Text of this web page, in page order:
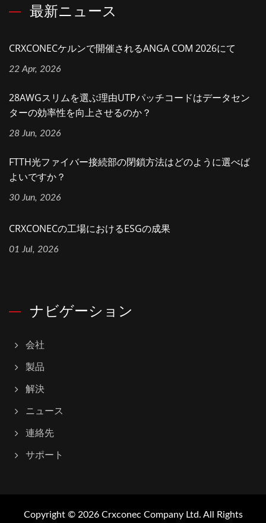
最新ニュース
CRXCONECケルンで開催されるANGA COM 2026にて
22 Apr, 2026
28AWGスリムを選ぶ理由UTPパッチコードはデータセン
ターの効率性を向上させるのか？
28 Jun, 2026
FTTH光ファイバー接続部の閉鎖方法はどのように選べば
よいですか？
30 Jun, 2026
CRXCONECの工場におけるESGの成果
01 Jul, 2026
ナビゲーション
会社
製品
解決
ニュース
連絡先
サポート
Copyright © 2026 Crxconec Company Ltd. All Rights